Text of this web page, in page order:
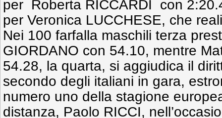
per Roberta RICCARDI con
per Veronica LUCCHESE, che
Nei 100 farfalla maschili terza
GIORDANO con 54.10, mentre
54.28, la quarta, si aggiudica il
secondo degli italiani in gara,
numero uno della stagione
distanza, Paolo RICCI,